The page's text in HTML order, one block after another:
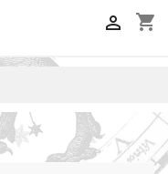
shopping_cart
